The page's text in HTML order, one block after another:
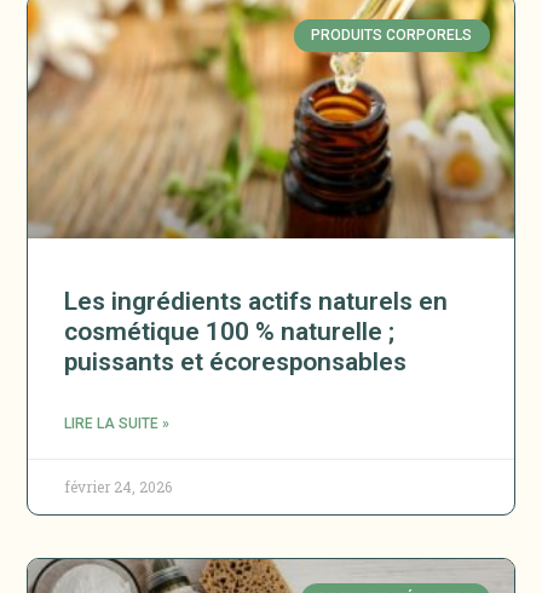
PRODUITS CORPORELS
Les ingrédients actifs naturels en
cosmétique 100 % naturelle ;
puissants et écoresponsables
LIRE LA SUITE »
février 24, 2026